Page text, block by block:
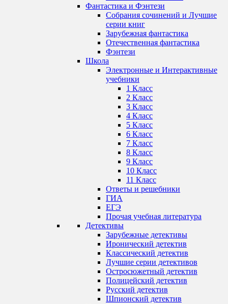
Фантастика и Фэнтези
Собрания сочинений и Лучшие
серии книг
Зарубежная фантастика
Отечественная фантастика
Фэнтези
Школа
Электронные и Интерактивные
учебники
1 Класс
2 Класс
3 Класс
4 Класс
5 Класс
6 Класс
7 Класс
8 Класс
9 Класс
10 Класс
11 Класс
Ответы и решебники
ГИА
ЕГЭ
Прочая учебная литература
Детективы
Зарубежные детективы
Иронический детектив
Классический детектив
Лучшие серии детективов
Остросюжетный детектив
Полицейский детектив
Русский детектив
Шпионский детектив